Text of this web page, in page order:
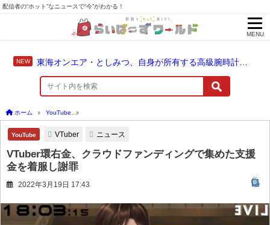
配信者の“ホット”なニュースで“今”がわかる！
MENU
東海オンエア・としみつ、自身が所有する高級腕時計を紹介
ホーム YouTube
YouTube VTuber ニュース
VTuber環右金、クラウドファンディングで集めた支援
金を着服し謝罪
2022年3月19日 17:43